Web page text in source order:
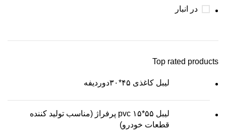
در انبار
Top rated products
لیبل کاغذی ۴۵*۳۰دوردیفه
لیبل ۵۵*۱۵ pvc پرفراژ (مناسب تولید کننده
قطعات خودرو)